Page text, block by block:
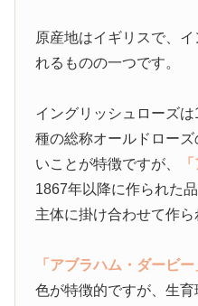
原産地はイギリスで、
れるものの一つです。
イングリッシュローズ
種の総称オールドロー
いことが特徴ですが、
1867年以降に作られた
主体に掛け合わせて作ら
「アブラハム・ダービー
色が特徴的ですが、生